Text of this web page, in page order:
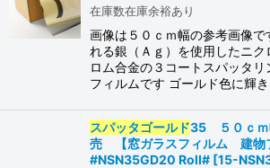
在庫数在庫余裕あり
画像は５０ｃｍ幅の参考画像
れる銀（Ａｇ）を使用したニ
ロム合金の３コートスパッタ
フィルムです ゴールド色に輝
スパッタゴールド35 ５０ｃｍ
売 【窓ガラスフィルム 建物
#NSN35GD20 Roll# [15-